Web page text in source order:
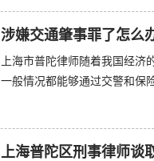
涉嫌交通肇事罪了怎么
上海市普陀律师随着我国经
一般情况都能够通过交警和保
上海普陀区刑事律师谈